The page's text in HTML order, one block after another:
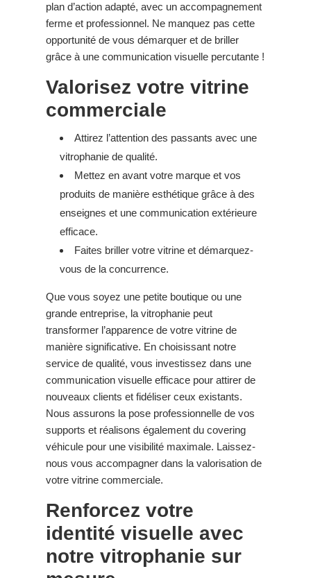
plan d’action adapté, avec un accompagnement
ferme et professionnel. Ne manquez pas cette
opportunité de vous démarquer et de briller
grâce à une communication visuelle percutante !
Valorisez votre vitrine
commerciale
Attirez l’attention des passants avec une
vitrophanie de qualité.
Mettez en avant votre marque et vos
produits de manière esthétique grâce à des
enseignes et une communication extérieure
efficace.
Faites briller votre vitrine et démarquez-
vous de la concurrence.
Que vous soyez une petite boutique ou une
grande entreprise, la vitrophanie peut
transformer l’apparence de votre vitrine de
manière significative. En choisissant notre
service de qualité, vous investissez dans une
communication visuelle efficace pour attirer de
nouveaux clients et fidéliser ceux existants.
Nous assurons la pose professionnelle de vos
supports et réalisons également du covering
véhicule pour une visibilité maximale. Laissez-
nous vous accompagner dans la valorisation de
votre vitrine commerciale.
Renforcez votre
identité visuelle avec
notre vitrophanie sur